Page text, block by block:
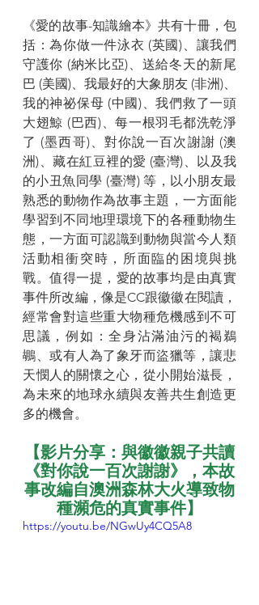
《愛的故事-知識繪本》共有十冊，包
括：為你做一件泳衣 (英國)、讓我們
守護你 (納米比亞)、送給冬天的新尾
巴 (美國)、我最好的大象朋友 (非洲)、
我的神祕保母 (中國)、我們救了一頭
大翅鯨 (巴西)、每一根羽毛都洗乾淨
了 (墨西哥)、對你說一百次謝謝 (澳
洲)、藏在紅豆裡的愛 (臺灣)、以及我
的小丑魚同學 (臺灣) 等，以小朋友最
熟悉的動物作為故事主題，一方面能
學習到不同地理環境下的各種動物生
態，一方面可認識到動物與當今人類
活動相衝突時，所面臨的困境與挑
戰。值得一提，愛的故事均是由真實
事件所改編，像是CC跟徽徽在閱讀，
經常會對這些重大物種危機感到不可
思議，例如：全身沾滿油污的褐鵜
鶘、或有人為了象牙而盜獵等，讓悲
天憫人的關懷之心，從小開始滋長，
為未來的地球永續與友善共生創造更
多的機會。
【影片分享：與徽徽親子共讀
《對你說一百次謝謝》，本故
事改編自澳洲森林大火導致物
種瀕危的真實事件】
https://youtu.be/NGwUy4CQ5A8